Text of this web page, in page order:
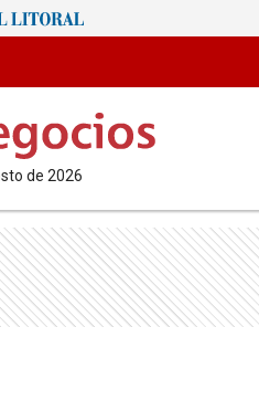
de 2026